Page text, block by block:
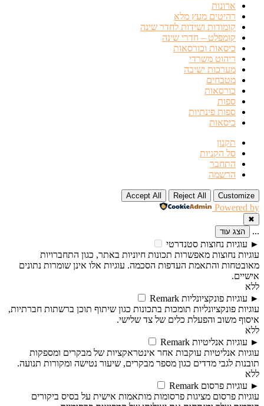
ארונות
רהיטים מעץ מלא
קומודות ושידות לחדר שינה
קומפלט – חדרי שינה
כיסאות וכורסאות
ריהוט משרדי
מערכות ישיבה
מטבחים
כורסאות
ספות
ספות פינתיות
כיסאות
תקנון
סל הקניות
התחבר
הרשמה
Customize
Reject All
Accept All
Powered by
✖
... הצג עוד
► עוגיות נחוצות סטנדרטי
עוגיות נחוצות מאפשרות תכונות חיוניות באתר, כגון התחברויות
מאובטחות והתאמת העדפות הסכמה. עוגיות אלו אינן שומרות נתונים
אישיים.
ללא
► עוגיות פונקציונליות Remark
עוגיות פונקציונליות תומכות בתכונות כגון שיתוף תוכן ברשתות חברתיות,
איסוף משוב והפעלת כלים של צד שלישי.
ללא
► עוגיות אנליטיות Remark
עוגיות אנליטיות עוקבות אחר אינטראקציות של מבקרים ומספקות
תובנות לגבי מדדים כגון מספר מבקרים, שיעור נטישה ומקורות תנועה.
ללא
► עוגיות פרסום Remark
עוגיות פרסום מציגות פרסומות מותאמות אישית על בסיס ביקורים